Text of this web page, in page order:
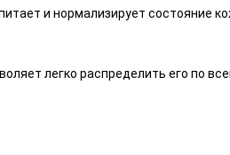
и нормализирует состояние
легко распределить его по